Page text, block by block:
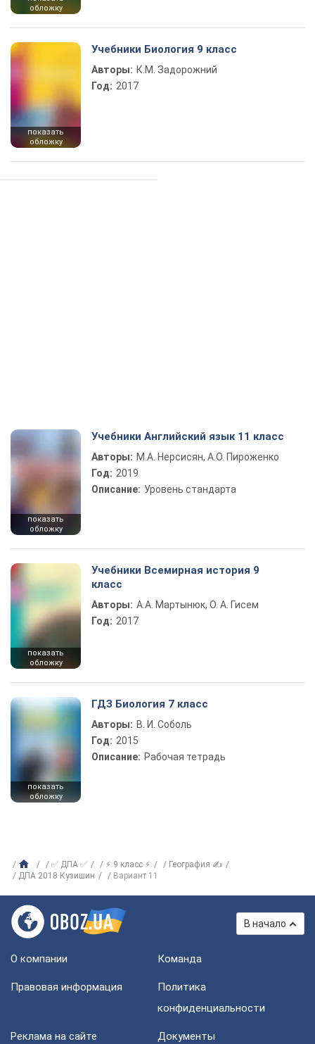
обложку
показать
обложку
Учебники Биология 9 класс
Авторы: К.М. Задорожний
Год: 2017
показать
обложку
Учебники Английский язык 11 класс
Авторы: М.А. Нерсисян, А.О. Пироженко
Год: 2019
Описание: Уровень стандарта
показать
обложку
Учебники Всемирная история 9
класс
Авторы: А.А. Мартынюк, О. А. Гисем
Год: 2017
показать
обложку
ГДЗ Биология 7 класс
Авторы: В. И. Соболь
Год: 2015
Описание: Рабочая тетрадь
✅ ДПА ✅ ⚡ 9 класс ⚡
География ✍
ДПА 2018 Кузишин
Вариант 11
В начало
О компании Команда
Правовая информация
Политика
конфиденциальности
Реклама на сайте Документы